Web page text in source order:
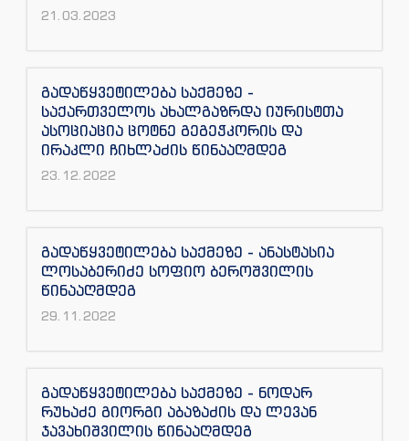
21.03.2023
გადაწყვეტილება საქმეზე -
საქართველოს ახალგაზრდა იურისტთა
ასოციაცია ცოტნე გეგეჭკორის და
ირაკლი ჩიხლაძის წინააღმდეგ
23.12.2022
გადაწყვეტილება საქმეზე - ანასტასია
ლოსაბერიძე სოფიო ბეროშვილის
წინააღმდეგ
29.11.2022
გადაწყვეტილება საქმეზე - ნოდარ
რუხაძე გიორგი აბაზაძის და ლევან
ჯავახიშვილის წინააღმდეგ